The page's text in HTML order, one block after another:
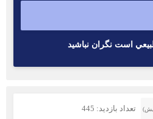
است نگران نباشيد
تعداد بازدید: 445